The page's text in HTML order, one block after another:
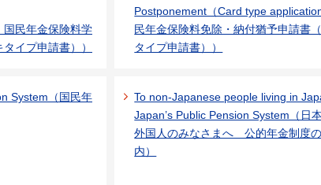
民年金保険料学
イプ申請書））
Postponement（Card type
民年金保険料免除・納付猶予申請書
タイプ申請書））
System（国民年
To non-Japanese people living in
Japan’s Public Pension System（日
外国人のみなさまへ 公的年金制度
内）